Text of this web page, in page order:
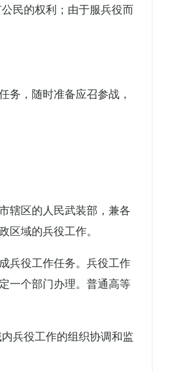
民的权利；由于服兵役而
务，随时准备应召参战，
辖区的人民武装部，兼各
域的兵役工作。
兵役工作任务。兵役工作
一个部门办理。普通高等
兵役工作的组织协调和监